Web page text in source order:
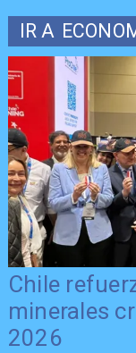
IR A
Chile
minerales
2026